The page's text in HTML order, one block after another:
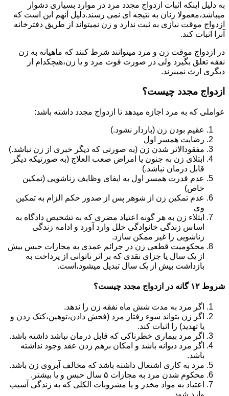
به دلیل اینکه اثبات ازدواج مجدد مرد در موارد بسیاری دشوار
میباشد،معمولا زنان به نتیجه ای نمی رسند.دلیل آنهم این است که
ازدواج موقت نیازی به ثبت ندارد و زن نمیتواند از طریق دفترخانه
آنرا اثبات کند.
در ازدواج موقت زن و مرد میتوانند شرط کنند که ماهیانه به زن
نفقه تعلق بگیرد ولی در صورت فوت مرد و یا زن،هیچکدام از
دیگری ارث نمیبرند.
ازدواج مجدد چیست؟
عواملی که به مرد اجازه میدهد تا ازدواج مجدد داشته باشد:
عقیم بودن زن (باردار نشود.)
رضایت همسر اول
مفقودالاثر شدن زن (به صورتی که دیگر خبری از زن نباشد.)
ابتلای زن به جنون یا امراض صعب العلاج (به صورتیکه دیگر
قابل درمان نباشد.)
عدم قدرت همسر اول به ایفای وظایف زناشویی (تمکین
خاص)
عدم تمکین زن از شوهر پس از صدور حکم الزام به تمکین
وی
ابتلاء زن به هر گونه اعتیاد مضری که به تشخیص دادگاه به
اساس زندگی خانوادگی خلل وارد آورد و ادامه زندگی
زناشویی را غیر ممکن سازد.
محکومیت قطعی زن در جرائم عمدی به مجازات حبس بیش
از یک سال یا جزای نقدی که بر اثر ناتوانی از پرداخت به
بازداشت بیش از یک سال تبدیل می‎شود،است.
شروط ۱۲ گانه در ازدواج مجدد چیست؟
اگر مرد به مدت شش ماه نفقه زن را ندهد.
اگر زن بتواند سوء رفتار مرد (فحش دادن،توهین،کتک زدن و
یا تهدید) را اثبات کند.
اگر مرد بیماری خطرناکی که قابل درمان نباشد داشته باشد.
اگر مرد دیوانه باشد و امکان برهم زدن عقد وجود نداشته
باشد.
مرد به کاری اشتغال داشته باشد که مخالف آبروی زن باشد.
محکوم شدن مرد به مجازات ۵ سال حبس و یا بیشتر.
اعتیاد به مواد مخدر و یا مشروبات الکلی که به زندگی آسیب
وارد شود.